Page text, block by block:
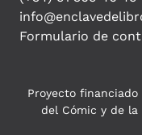
Formulario de
Proyecto
del Cómic y de